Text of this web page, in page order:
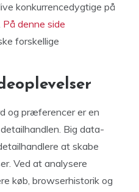
konkurrencedygtige på
På denne side
forskellige
og præferencer er en
Big data-
at skabe
Ved at analysere
køb, browserhistorik og